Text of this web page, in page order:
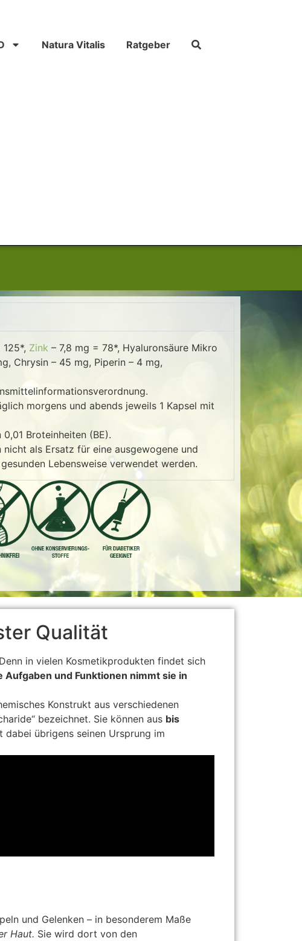
Natura Vitalis Ratgeber
Zink – 7,8 mg = 78*, Hyaluronsäure Mikro
Chrysin – 45 mg, Piperin – 4 mg,
morgens und abends jeweils 1 Kapsel mit
Broteinheiten (BE).
als Ersatz für eine ausgewogene und
Lebensweise verwendet werden.
Qualität
in vielen Kosmetikprodukten findet sich
und Funktionen nimmt sie in
Konstrukt aus verschiedenen
bezeichnet. Sie können aus bis
übrigens seinen Ursprung im
und Gelenken – in besonderem Maße
Haut. Sie wird dort von den